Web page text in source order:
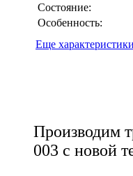
Состояние:
Особенность:
Еще характеристики
Производим
003 с новой